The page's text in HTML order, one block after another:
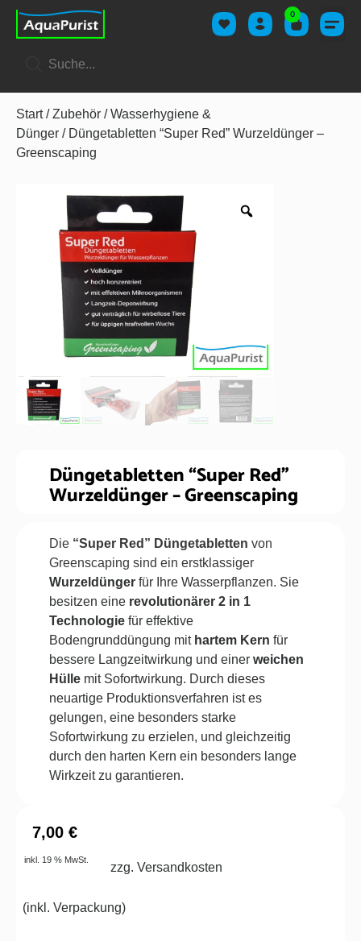
0
Start/Zubehör /Wasserhygiene &
Dünger / Düngetabletten “Super Red” Wurzeldünger –
Greenscaping
Düngetabletten “Super Red”
Wurzeldünger – Greenscaping
Die “Super Red” Düngetabletten von
Greenscaping sind ein erstklassiger
Wurzeldünger für Ihre Wasserpflanzen. Sie
besitzen eine revolutionärer 2 in 1
Technologie für effektive
Bodengrunddüngung mit hartem Kern für
bessere Langzeitwirkung und einer weichen
Hülle mit Sofortwirkung. Durch dieses
neuartige Produktionsverfahren ist es
gelungen, eine besonders starke
Sofortwirkung zu erzielen, und gleichzeitig
durch den harten Kern ein besonders lange
Wirkzeit zu garantieren.
7,00 €
inkl. 19 % MwSt.
zzg. Versandkosten
(inkl. Verpackung)